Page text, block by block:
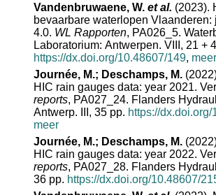
Vandenbruwaene, W. et al. (2023).
bevaarbare waterlopen Vlaanderen:
4.0. WL Rapporten, PA026_5.
Laboratorium: Antwerpen. VIII, 21 +
https://dx.doi.org/10.48607/149, meer
Journée, M.; Deschamps, M.
HIC rain gauges data: year 2021.
reports, PA027_24. Flanders
Antwerp. III, 35 pp. https://
meer
Journée, M.; Deschamps, M.
HIC rain gauges data: year 2022.
reports, PA027_28. Flanders
36 pp. https://dx.doi.org/10.48607/